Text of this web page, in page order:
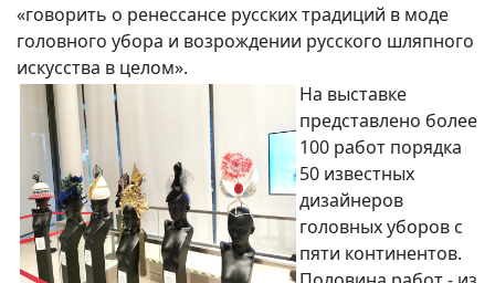
«говорить о ренессансе русских традиций в моде
головного убора и возрождении русского шляпного
искусства в целом».
На выставке
представлено более
100 работ порядка
50 известных
дизайнеров
головных уборов с
пяти континентов.